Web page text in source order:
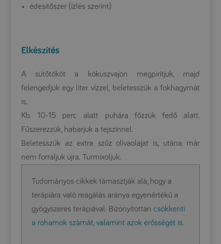
édesítőszer (ízlés szerint)
Elkészítés
A sütőtököt a kókuszvajon megpirítjuk, majd
felengedjük egy liter vízzel, beletesszük a fokhagymát
is.
Kb. 10-15 perc alatt puhára főzzük fedő alatt.
Fűszerezzük, habarjuk a tejszínnel.
Beletesszük az extra szűz olívaolajat is, utána már
nem forraljuk újra. Turmixoljuk.
Tudományos cikkek támasztják alá, hogy a
terápiára való reagálás aránya egyenértékű a
gyógyszeres terápiával. Bizonyítottan csökkenti
a rohamok számát, valamint azok erősségét is.